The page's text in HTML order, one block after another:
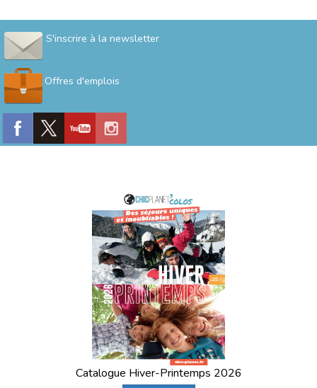
S'inscrire à la newsletter
Offres d'emplois
Catalogue Hiver-Printemps 2026